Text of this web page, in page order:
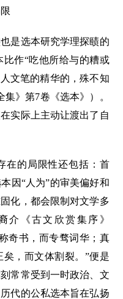
选本研究学理探赜的
作“吃他所给与的糟或
文笔的精华的，殊不知
》第7卷《选本》）。
实际上主动让渡出了自
的局限性还包括：首
因“人为”的审美偏好和
化，都会限制对文学多
介《古文欣赏集序》
奇书，而专骛词华；真
，而文体割裂。”便是
常常受到一时政治、文
代的公私选本旨在弘扬